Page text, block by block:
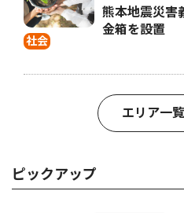
社会
熊本地震災
金箱を設置
エリア一
ピックアップ